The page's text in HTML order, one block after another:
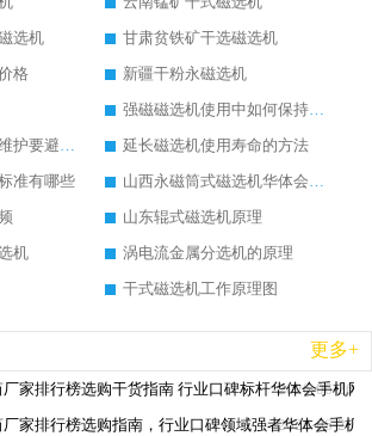
选机
甘肃贫铁矿干选磁选机
格
新疆干粉永磁选机
强磁磁选机使用中如何保持其顺畅运行
湿式磁选机的后期维护要避开哪些坑
延长磁选机使用寿命的方法
准有哪些
山西永磁筒式磁选机华体会手机网页版-华体会(中国)
山东辊式磁选机原理
机
涡电流金属分选机的原理
干式磁选机工作原理图
更多+
2026-06-26
家排行榜选购干货指南 行业口碑标杆华体会手机网
2026-06-26
家排行榜选购指南，行业口碑领域强者华体会手机